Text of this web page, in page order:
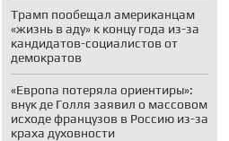
Трамп пообещал американцам
«жизнь в аду» к концу года из-за
кандидатов-социалистов от
демократов
«Европа потеряла ориентиры»:
внук де Голля заявил о массовом
исходе французов в Россию из-за
краха духовности